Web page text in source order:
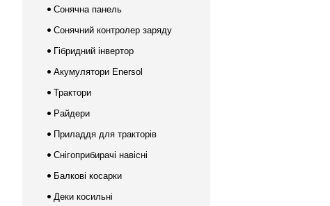
Сонячна панель
Сонячний контролер заряду
Гібридний інвертор
Акумулятори Enersol
Трактори
Райдери
Приладдя для тракторів
Снігоприбирачі навісні
Балкові косарки
Деки косильні